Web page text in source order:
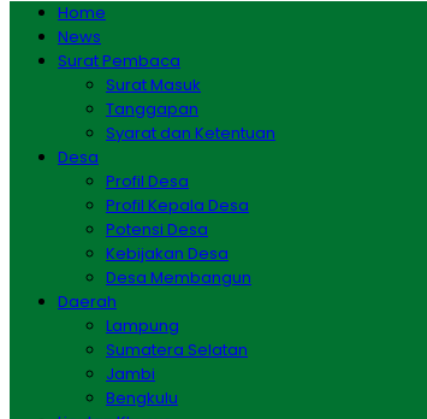
Home
News
Surat Pembaca
Surat Masuk
Tanggapan
Syarat dan Ketentuan
Desa
Profil Desa
Profil Kepala Desa
Potensi Desa
Kebijakan Desa
Desa Membangun
Daerah
Lampung
Sumatera Selatan
Jambi
Bengkulu